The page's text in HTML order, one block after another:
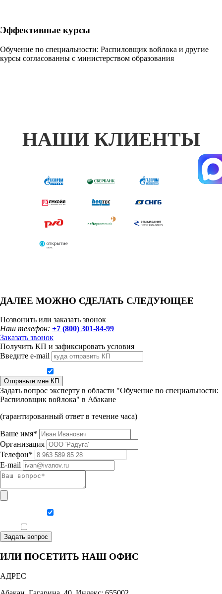
Эффективные курсы
Обучение по специальности: Распиловщик войлока и другие
курсы согласованны с министерством образования
НАШИ КЛИЕНТЫ
ДАЛЕЕ МОЖНО СДЕЛАТЬ СЛЕДУЮЩЕЕ
Позвонить или заказать звонок
Наш телефон: +7 (800) 301-84-99
Заказать звонок
Получить КП и зафиксировать условия
Введите e-mail
Отправьте мне КП
Задать вопрос эксперту в области "Обучение по специальности:
Распиловщик войлока" в Абакане
(гарантированный ответ в течение часа)
Ваше имя*
Организация
Телефон*
E-mail
Задать вопрос
ИЛИ ПОСЕТИТЬ НАШ ОФИС
АДРЕС